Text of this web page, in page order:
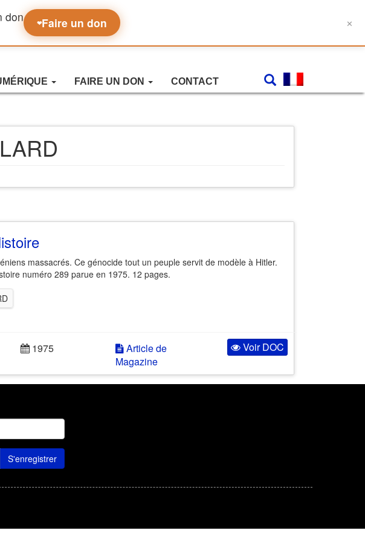
don ❤Faire un don ✕
FAIRE UN DON CONTACT
massacrés. Ce génocide tout un peuple servit de modèle à Hitler.
numéro 289 parue en 1975. 12 pages.
1975
Article de
Magazine
Voir DOC
S'enregistrer